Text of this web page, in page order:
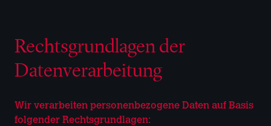
Rechtsgrundlagen der
Datenverarbeitung
Wir verarbeiten personenbezogene Daten auf Basis
folgender Rechtsgrundlagen: